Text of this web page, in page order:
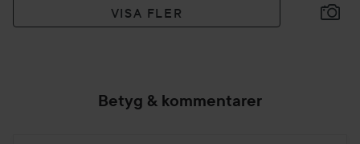
VISA FLER
Betyg & kommentarer